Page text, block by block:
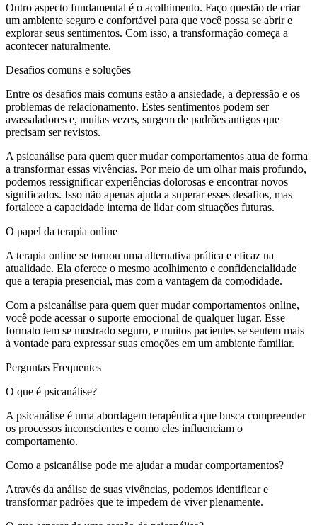
Outro aspecto fundamental é o acolhimento. Faço questão de criar
um ambiente seguro e confortável para que você possa se abrir e
explorar seus sentimentos. Com isso, a transformação começa a
acontecer naturalmente.
Desafios comuns e soluções
Entre os desafios mais comuns estão a ansiedade, a depressão e os
problemas de relacionamento. Estes sentimentos podem ser
avassaladores e, muitas vezes, surgem de padrões antigos que
precisam ser revistos.
A psicanálise para quem quer mudar comportamentos atua de forma
a transformar essas vivências. Por meio de um olhar mais profundo,
podemos ressignificar experiências dolorosas e encontrar novos
significados. Isso não apenas ajuda a superar esses desafios, mas
fortalece a capacidade interna de lidar com situações futuras.
O papel da terapia online
A terapia online se tornou uma alternativa prática e eficaz na
atualidade. Ela oferece o mesmo acolhimento e confidencialidade
que a terapia presencial, mas com a vantagem da comodidade.
Com a psicanálise para quem quer mudar comportamentos online,
você pode acessar o suporte emocional de qualquer lugar. Esse
formato tem se mostrado seguro, e muitos pacientes se sentem mais
à vontade para expressar suas emoções em um ambiente familiar.
Perguntas Frequentes
O que é psicanálise?
A psicanálise é uma abordagem terapêutica que busca compreender
os processos inconscientes e como eles influenciam o
comportamento.
Como a psicanálise pode me ajudar a mudar comportamentos?
Através da análise de suas vivências, podemos identificar e
transformar padrões que te impedem de viver plenamente.